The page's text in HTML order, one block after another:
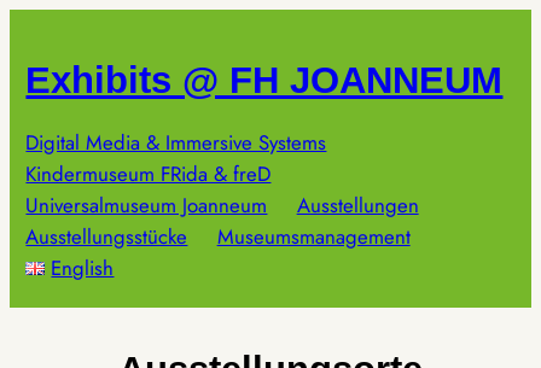
springen
Exhibits @ FH JOANNEUM
Digital Media & Immersive Systems
Kindermuseum FRida & freD
Universalmuseum Joanneum
Ausstellungen
Ausstellungsstücke
Museumsmanagement
English